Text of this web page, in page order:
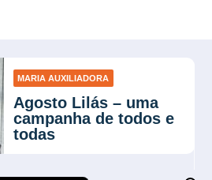
MARIA AUXILIADORA
Agosto Lilás – uma
campanha de todos e
todas